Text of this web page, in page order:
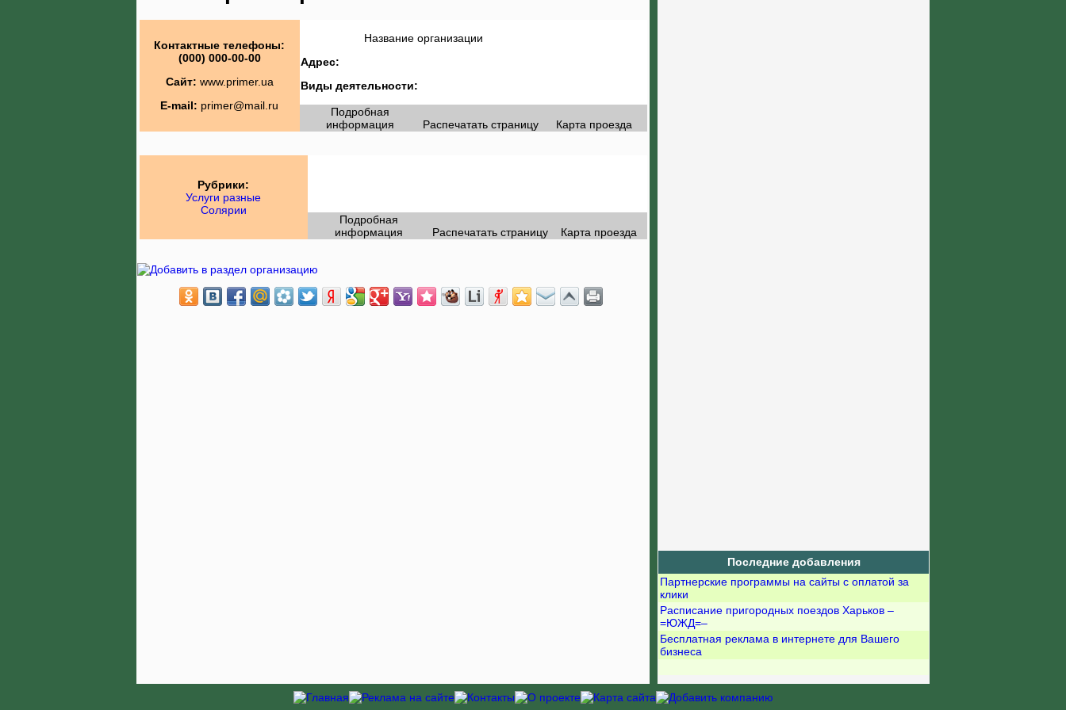
Контактные телефоны:
(000) 000-00-00
Сайт: www.primer.ua
E-mail: primer@mail.ru
Название организации
Адрес:
Виды деятельности:
Подробная
информация
Распечатать страницу Карта проезда
Рубрики:
Услуги разные
Солярии
Подробная
информация
Распечатать страницу Карта проезда
Последние добавления
Партнерские программы на сайты с оплатой за
клики
Расписание пригородных поездов Харьков –
=ЮЖД=–
Бесплатная реклама в интернете для Вашего
бизнеса